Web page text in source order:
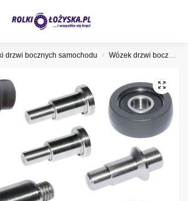
drzwi bocznych samochodu / Wózek drzwi bocznych Mercedes